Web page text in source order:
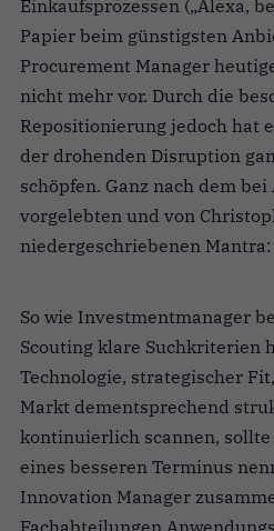
Einkaufsprozessen („Alexa,
Papier beim günstigsten
Procurement Manager
nicht mehr vor. Durch die
Repositionierung jedoch hat
der drohenden Disruption
schöpfen. Ganz nach dem
vorgelebten und von
niedergeschriebenen Mantra:
So wie Investmentmanager
Scouting klare Suchkriterien
Technologie, strategischer
Markt dementsprechend
kontinuierlich scannen,
eines besseren Terminus
Innovation Manager
Fachabteilungen